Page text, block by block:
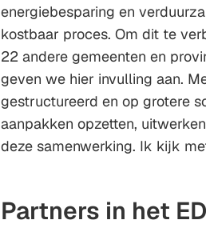
energiebesparing en
kostbaar proces. Om dit te
22 andere gemeenten en
geven we hier invulling aan.
gestructureerd en op grotere
aanpakken opzetten,
deze samenwerking. Ik kijk
Partners in het